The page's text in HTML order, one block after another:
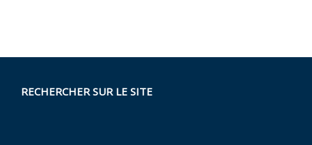
RECHERCHER SUR LE SITE